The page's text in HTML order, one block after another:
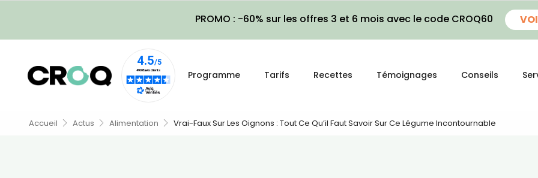
PROMO : -60% sur les offres 3 et 6 mois avec le code CROQ60
Programme Tarifs Recettes Témoignages Conseils
Accueil Actus Alimentation Vrai-Faux Sur Les Oignons : Tout Ce Qu’il Faut Savoir Sur Ce Légume Incontournable